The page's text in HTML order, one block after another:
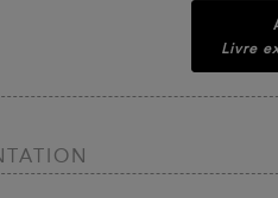
Livre